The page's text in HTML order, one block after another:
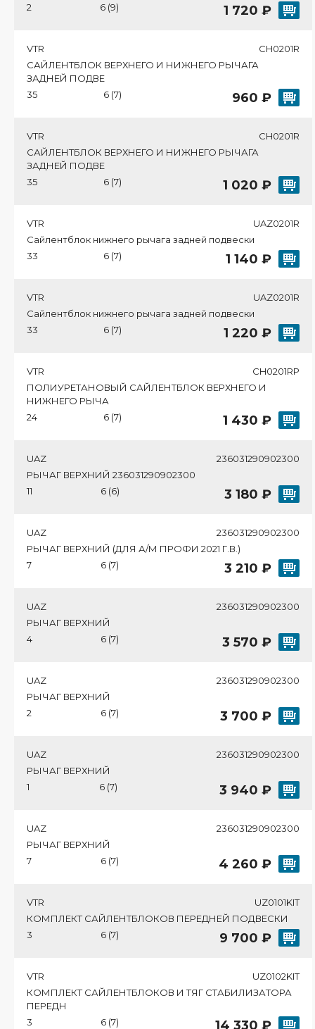
2
6 (9) 1 720 ₽
VTR
CH0201R
САЙЛЕНТБЛОК ВЕРХНЕГО И НИЖНЕГО РЫЧАГА
ЗАДНЕЙ ПОДВЕ
35
6 (7) 960 ₽
VTR
CH0201R
САЙЛЕНТБЛОК ВЕРХНЕГО И НИЖНЕГО РЫЧАГА
ЗАДНЕЙ ПОДВЕ
35
6 (7) 1 020 ₽
VTR
UAZ0201R
Сайлентблок нижнего рычага задней подвески
33
6 (7) 1 140 ₽
VTR
UAZ0201R
Сайлентблок нижнего рычага задней подвески
33
6 (7) 1 220 ₽
VTR
CH0201RP
ПОЛИУРЕТАНОВЫЙ САЙЛЕНТБЛОК ВЕРХНЕГО И
НИЖНЕГО РЫЧА
24
6 (7) 1 430 ₽
UAZ
236031290902300
РЫЧАГ ВЕРХНИЙ 236031290902300
11
6 (6) 3 180 ₽
UAZ
236031290902300
РЫЧАГ ВЕРХНИЙ (ДЛЯ А/М ПРОФИ 2021 Г.В.)
7
6 (7) 3 210 ₽
UAZ
236031290902300
РЫЧАГ ВЕРХНИЙ
4
6 (7) 3 570 ₽
UAZ
236031290902300
РЫЧАГ ВЕРХНИЙ
2
6 (7) 3 700 ₽
UAZ
236031290902300
РЫЧАГ ВЕРХНИЙ
1
6 (7) 3 940 ₽
UAZ
236031290902300
РЫЧАГ ВЕРХНИЙ
7
6 (7) 4 260 ₽
VTR
UZ0101KIT
КОМПЛЕКТ САЙЛЕНТБЛОКОВ ПЕРЕДНЕЙ ПОДВЕСКИ
3
6 (7) 9 700 ₽
VTR
UZ0102KIT
КОМПЛЕКТ САЙЛЕНТБЛОКОВ И ТЯГ СТАБИЛИЗАТОРА
ПЕРЕДН
3
6 (7) 14 330 ₽